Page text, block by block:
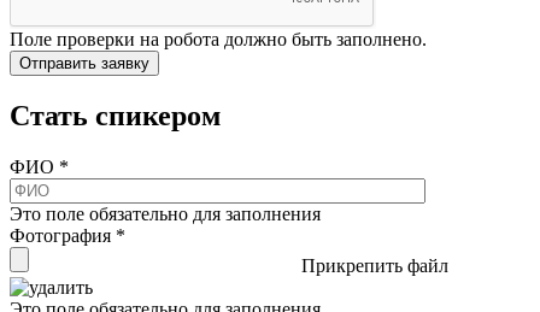
Поле проверки на робота должно быть заполнено.
Стать спикером
ФИО *
Это поле обязательно для заполнения
Фотография *
Прикрепить файл